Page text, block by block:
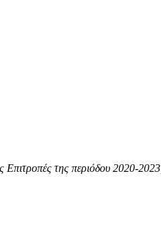
Επιτροπές της περιόδου 2020-2023,